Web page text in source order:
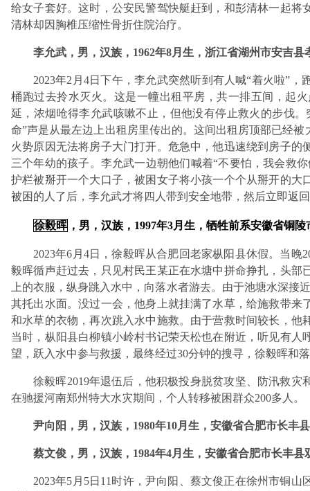
给女子套好。这时，公安民警驾快艇赶到，和彭清林一起
清林却因胸椎压缩性骨折住院治疗。
李允武，男，汉族，1962年8月生，浙江省湖州市安吉县
2023年2月4日下午，李允武突然听到有人喊“着火啦”
桶跑过去拎水灭火。这是一幢出租平房，共一排五间，起
延，浓烟呛得李允武咳嗽不止，但他没有停止救火的步伐
命”声是从最左边上出租房里传出的。这间出租房顶部已经
火势原因无法将房子大门打开。危急中，他迅速绕到房子
三个年幼的孩子。李允武一边朝他们喊着“不要怕，我会救
护栏被掰开一个大口子，被困女子将小孩一个个从掰开的
被困的人了后，李允武才将四人带到安全地带，然后立即返
徐毅晖 ，男，汉族，1997年3月生，牺牲前系安徽省铜
2023年6月4日，徐毅晖从合肥回老家枞阳县休假。当
毅晖循声赶过去，只见村民王某正在水塘中拼命挣扎，头
上的衣服，纵身跳入水中，向落水者游去。由于池塘水深
其托出水面。没过一会，他身上就挂满了水草，给施救带
和水草的衣物，再次跳入水中施救。由于营救时间较长，
当时，枞阳县白柳镇小岭村书记荣天松也在附近，听见有
望，跃入水中参与救援，最终经过30分钟的搜寻，徐毅晖和
徐毅晖2019年退伍后，他积极投身脱贫攻坚、防汛救
在驰援河南郑州特大水灾期间，个人转移被困群众200多人。
尹向阳，男，汉族，1980年10月生，安徽省合肥市长丰
蔡文俊，男，汉族，1984年4月生，安徽省合肥市长丰
2023年5月5日11时许，尹向阳、蔡文俊正在徐州市铜